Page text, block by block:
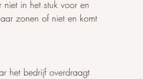
in het stuk voor en
zonen of niet en komt
het bedrijf overdraagt